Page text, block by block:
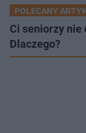
POLECANY
Ci seniorzy nie
Dlaczego?